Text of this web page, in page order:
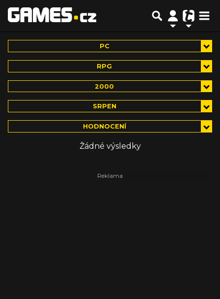
PC
RPG
2000
SRPEN
HODNOCENÍ
Žádné výsledky